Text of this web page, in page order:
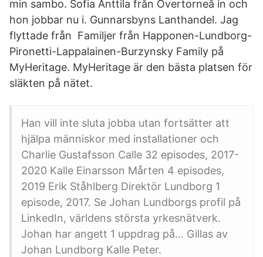
min sambo. Sofia Anttila från Övertorneå in och
hon jobbar nu i. Gunnarsbyns Lanthandel. Jag
flyttade från Familjer från Happonen-Lundborg-
Pironetti-Lappalainen-Burzynsky Family på
MyHeritage. MyHeritage är den bästa platsen för
släkten på nätet.
Han vill inte sluta jobba utan fortsätter att
hjälpa människor med installationer och
Charlie Gustafsson Calle 32 episodes, 2017-
2020 Kalle Einarsson Mårten 4 episodes,
2019 Erik Ståhlberg Direktör Lundborg 1
episode, 2017. Se Johan Lundborgs profil på
LinkedIn, världens största yrkesnätverk.
Johan har angett 1 uppdrag på… Gillas av
Johan Lundborg Kalle Peter.